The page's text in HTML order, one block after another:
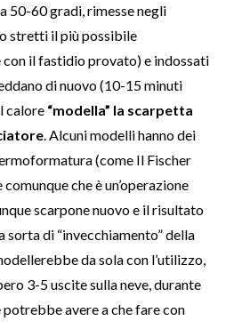
50-60 gradi, rimesse negli
stretti il più possibile
il fastidio provato) e indossati
di nuovo (10-15 minuti
calore “modella” la scarpetta
. Alcuni modelli hanno dei
(come Il Fischer
che è un’operazione
scarpone nuovo e il risultato
sorta di “invecchiamento” della
da sola con l’utilizzo,
3-5 uscite sulla neve, durante
avere a che fare con